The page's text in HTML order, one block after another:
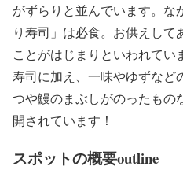
がずらりと並んでいます。な
り寿司」は必食。お供えして
ことがはじまりといわれてい
寿司に加え、一味やゆずなど
つや鰻のまぶしがのったもの
開されています！
スポットの概要outline